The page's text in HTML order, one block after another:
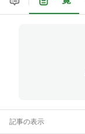
記事の表示